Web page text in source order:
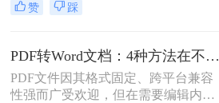
时，我们往往需要将其转换为Word文
呢？本文将介绍三种常用的免费方法
来实现这一目标。
赞 踩
PDF转Word文档：4种方法在不同文件类型下的转换效果！
PDF文件因其格式固定、跨平台兼容
性强而广受欢迎，但在需要编辑内容